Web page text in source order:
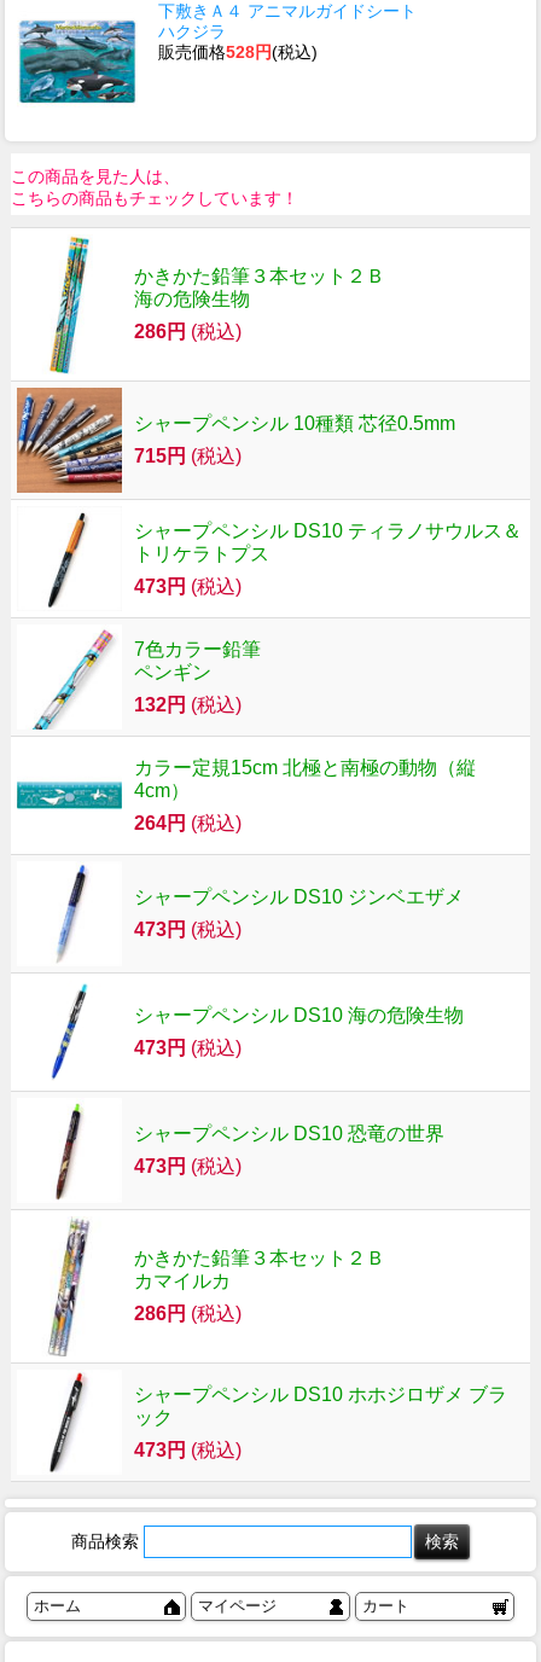
下敷きＡ４ アニマルガイドシート
ハクジラ
販売価格528円(税込)
この商品を見た人は、
こちらの商品もチェックしています！
かきかた鉛筆３本セット２Ｂ
海の危険生物
286円 (税込)
シャープペンシル 10種類 芯径0.5mm
715円 (税込)
シャープペンシル DS10 ティラノサウルス＆
トリケラトプス
473円 (税込)
7色カラー鉛筆
ペンギン
132円 (税込)
カラー定規15cm 北極と南極の動物（縦
4cm）
264円 (税込)
シャープペンシル DS10 ジンベエザメ
473円 (税込)
シャープペンシル DS10 海の危険生物
473円 (税込)
シャープペンシル DS10 恐竜の世界
473円 (税込)
かきかた鉛筆３本セット２Ｂ
カマイルカ
286円 (税込)
シャープペンシル DS10 ホホジロザメ ブラ
ック
473円 (税込)
商品検索
ホーム マイページ カート